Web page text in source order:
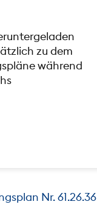
zu dem
während
Nr. 61.26.36